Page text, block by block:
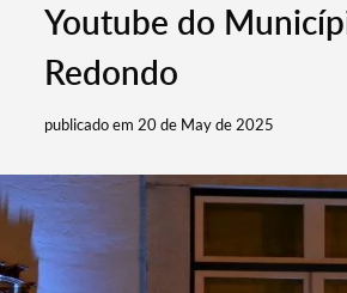
Youtube do
Redondo
publicado em 20 de May de 2025